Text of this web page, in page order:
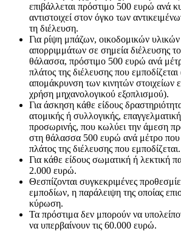
επιβάλλεται πρόστιμο 500 ευρώ ανά
αντιστοιχεί στον όγκο των
τη διέλευση.
Για ρίψη μπάζων, οικοδομικών υλικών
απορριμμάτων σε σημεία διέλευσης
θάλασσα, πρόστιμο 500 ευρώ ανά
πλάτος της διέλευσης που
απομάκρυνση των κινητών στοιχείων
χρήση μηχανολογικού εξοπλισμού).
Για άσκηση κάθε είδους
ατομικής ή συλλογικής,
προσωρινής, που κωλύει την άμεση
στη θάλασσα 500 ευρώ ανά μέτρο που
πλάτος της διέλευσης που εμποδίζεται.
Για κάθε είδους σωματική ή λεκτική
2.000 ευρώ.
Θεσπίζονται συγκεκριμένες
εμποδίων, η παράλειψη της οποίας
κύρωση.
Τα πρόστιμα δεν μπορούν να
να υπερβαίνουν τις 60.000 ευρώ.